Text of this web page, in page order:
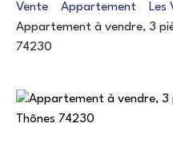
Vente Appartement
Les
Appartement à vendre, 3
74230